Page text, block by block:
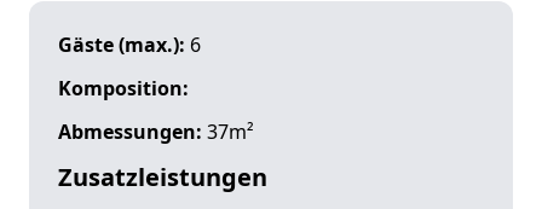
Gäste (max.): 6
Komposition:
Abmessungen: 37m²
Zusatzleistungen